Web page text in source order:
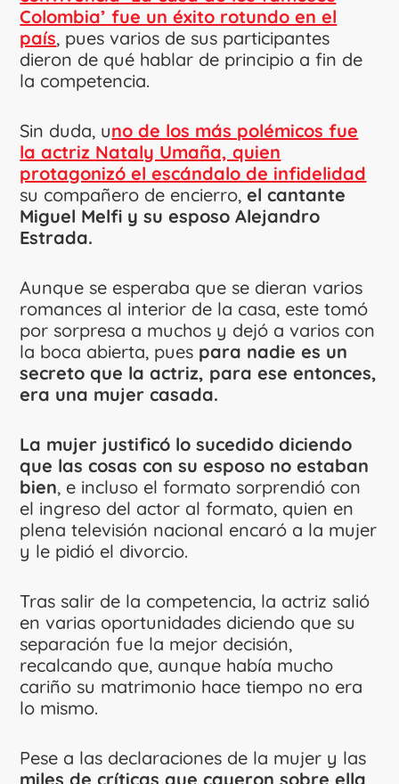
Colombia’ fue un éxito rotundo en el
país, pues varios de sus participantes
dieron de qué hablar de principio a fin de
la competencia.
Sin duda, uno de los más polémicos fue
la actriz Nataly Umaña, quien
protagonizó el escándalo de infidelidad
su compañero de encierro, el cantante
Miguel Melfi y su esposo Alejandro
Estrada.
Aunque se esperaba que se dieran varios
romances al interior de la casa, este tomó
por sorpresa a muchos y dejó a varios con
la boca abierta, pues para nadie es un
secreto que la actriz, para ese entonces,
era una mujer casada.
La mujer justificó lo sucedido diciendo
que las cosas con su esposo no estaban
bien, e incluso el formato sorprendió con
el ingreso del actor al formato, quien en
plena televisión nacional encaró a la mujer
y le pidió el divorcio.
Tras salir de la competencia, la actriz salió
en varias oportunidades diciendo que su
separación fue la mejor decisión,
recalcando que, aunque había mucho
cariño su matrimonio hace tiempo no era
lo mismo.
Pese a las declaraciones de la mujer y las
miles de críticas que cayeron sobre ella